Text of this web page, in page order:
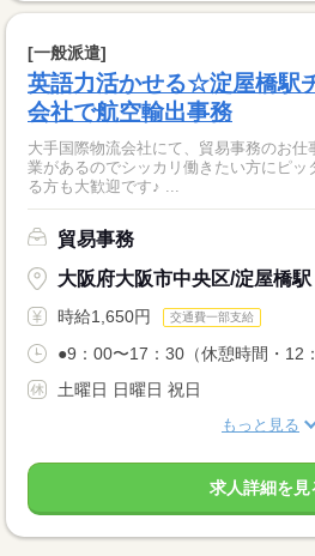
[一般派遣]
英語力活かせる☆淀屋橋駅
会社で航空輸出事務
大手国際物流会社にて、貿易事務のお仕
業があるのでシッカリ働きたい方にピ
る方も大歓迎です♪ ...
貿易事務
大阪府大阪市中央区/淀屋橋駅
時給1,650円 交通費一部支給
●9：00〜17：30（休憩時間・12
土曜日 日曜日 祝日
もっと見る
求人詳細を見